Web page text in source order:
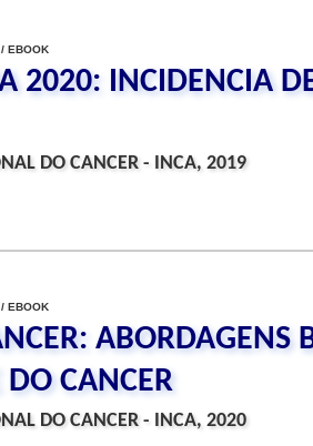
EBOOK
2020: INCIDENCIA
DO CANCER - INCA, 2019
EBOOK
ABORDAGENS
CANCER
DO CANCER - INCA, 2020